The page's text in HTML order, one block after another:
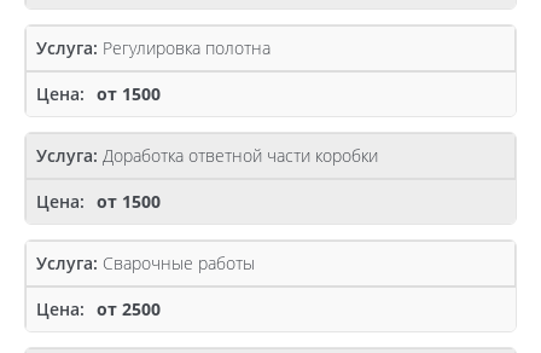
Регулировка полотна
от 1500
Доработка ответной части коробки
от 1500
Сварочные работы
от 2500